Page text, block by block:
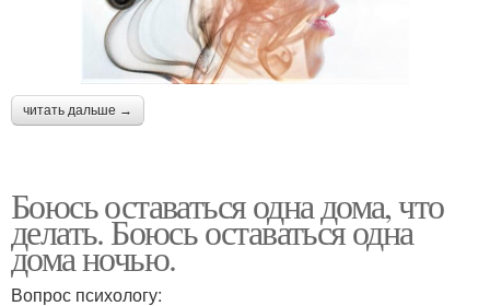
читать дальше →
Боюсь оставаться одна дома, что
делать. Боюсь оставаться одна
дома ночью.
Вопрос психологу: